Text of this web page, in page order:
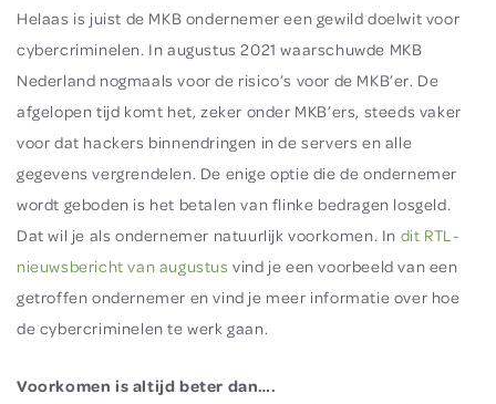
Helaas is juist de MKB ondernemer een gewild doelwit voor
cybercriminelen. In augustus 2021 waarschuwde MKB
Nederland nogmaals voor de risico’s voor de MKB’er. De
afgelopen tijd komt het, zeker onder MKB’ers, steeds vaker
voor dat hackers binnendringen in de servers en alle
gegevens vergrendelen. De enige optie die de ondernemer
wordt geboden is het betalen van flinke bedragen losgeld.
Dat wil je als ondernemer natuurlijk voorkomen. In dit RTL-
nieuwsbericht van augustus vind je een voorbeeld van een
getroffen ondernemer en vind je meer informatie over hoe
de cybercriminelen te werk gaan.
Voorkomen is altijd beter dan….